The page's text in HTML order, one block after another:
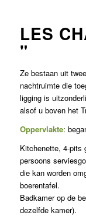
LES
"
Ze bestaan uit
nachtruimte die
ligging is
alsof u boven het
Oppervlakte:
Kitchenette, 4-pits
persoons
die kan worden
boerentafel.
Badkamer op de
dezelfde kamer).